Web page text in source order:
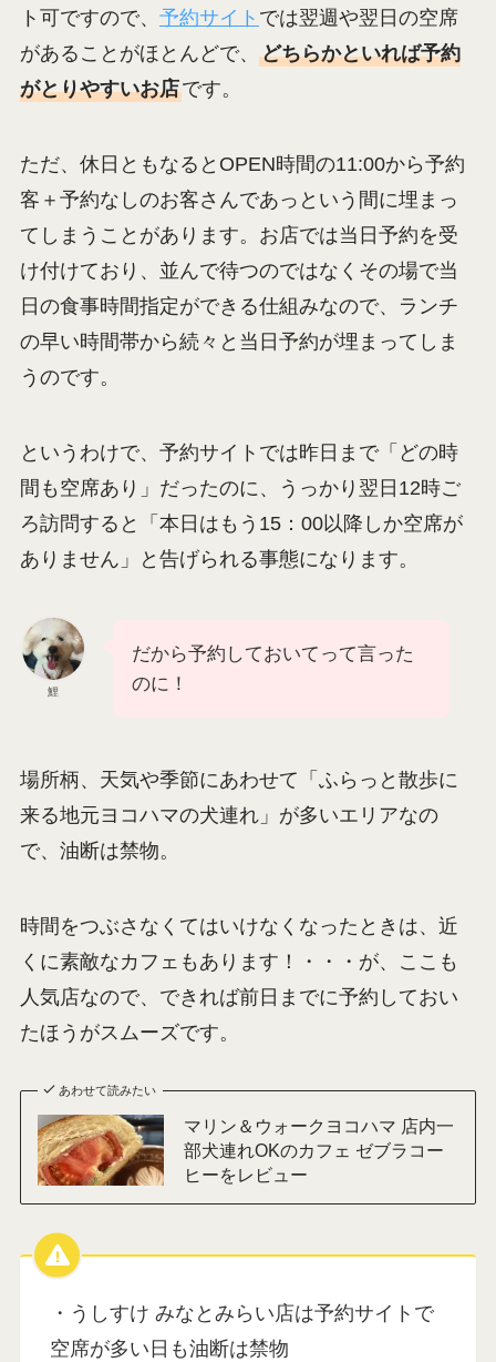
ト可ですので、 予約サイト では翌週や翌日の空席
があることがほとんどで、 どちらかといれば予約
がとりやすいお店です。
ただ、休日ともなるとOPEN時間の11:00から予約
客＋予約なしのお客さんであっという間に埋まっ
てしまうことがあります。お店では当日予約を受
け付けており、並んで待つのではなくその場で当
日の食事時間指定ができる仕組みなので、ランチ
の早い時間帯から続々と当日予約が埋まってしま
うのです。
というわけで、予約サイトでは昨日まで「どの時
間も空席あり」だったのに、うっかり翌日12時ご
ろ訪問すると「本日はもう15：00以降しか空席が
ありません」と告げられる事態になります。
鯉
だから予約しておいてって言った
のに！
場所柄、天気や季節にあわせて「ふらっと散歩に
来る地元ヨコハマの犬連れ」が多いエリアなの
で、油断は禁物。
時間をつぶさなくてはいけなくなったときは、近
くに素敵なカフェもあります！・・・が、ここも
人気店なので、できれば前日までに予約しておい
たほうがスムーズです。
あわせて読みたい
マリン＆ウォークヨコハマ 店内一
部犬連れOKのカフェ ゼブラコー
ヒーをレビュー
・うしすけ みなとみらい店は予約サイトで
空席が多い日も油断は禁物